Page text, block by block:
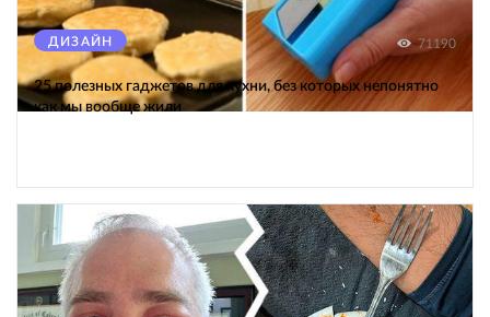
ДИЗАЙН 71190
25 полезных гаджетов для кухни, без которых непонятно
как мы вообще жили